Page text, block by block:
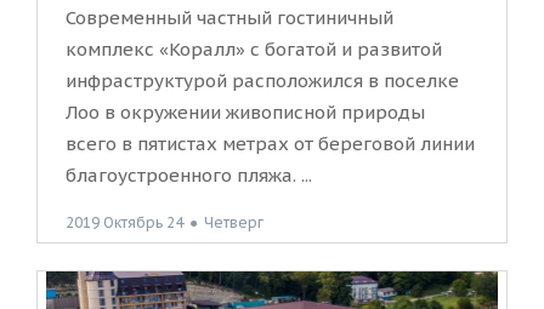
Современный частный гостиничный
комплекс «Коралл» с богатой и развитой
инфраструктурой расположился в поселке
Лоо в окружении живописной природы
всего в пятистах метрах от береговой линии
благоустроенного пляжа. ...
2019 Октябрь 24 ● Четверг